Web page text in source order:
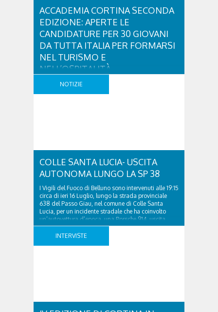
ACCADEMIA CORTINA SECONDA
EDIZIONE: APERTE LE
CANDIDATURE PER 30 GIOVANI
DA TUTTA ITALIA PER FORMARSI
NEL TURISMO E
NELL’OSPITALITÀ
Sono aperte le candidature per la seconda edizione
NOTIZIE
COLLE SANTA LUCIA- USCITA
AUTONOMA LUNGO LA SP 38
I Vigili del Fuoco di Belluno sono intervenuti alle 19:15
circa di ieri 16 Luglio, lungo la strada provinciale
638 del Passo Giau, nel comune di Colle Santa
Lucia, per un incidente stradale che ha coinvolto
un’autovettura d’epoca, una Porsche 914, uscita
autonomamente dalla sede stradale. Le squadre dei
Vigili del Fuoco, provenienti dal distaccamento ..
INTERVISTE